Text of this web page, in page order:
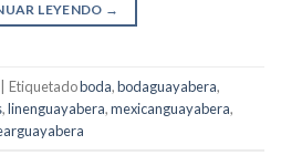
LEYENDO →
Etiquetadoboda,bodaguayabera,
,linenguayabera,mexicanguayabera,